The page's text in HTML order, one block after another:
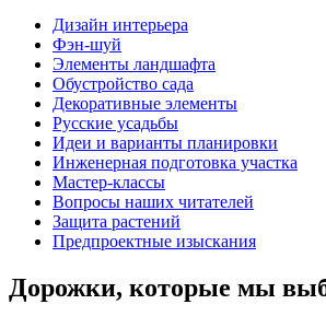
Дизайн интерьера
Фэн-шуй
Элементы ландшафта
Обустройство сада
Декоративные элементы
Русские усадьбы
Идеи и варианты планировки
Инженерная подготовка участка
Мастер-классы
Вопросы наших читателей
Защита растений
Предпроектные изыскания
Дорожки, которые мы